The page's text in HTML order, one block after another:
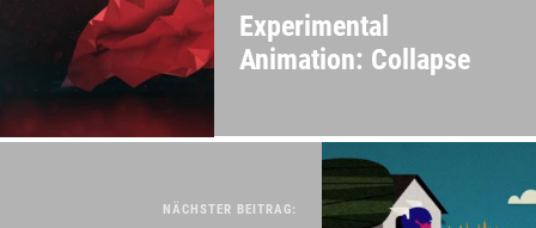
Experimental
Animation: Collapse
NÄCHSTER BEITRAG: